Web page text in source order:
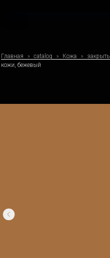
Главная catalog Кожа закрыть
кожи, бежевый